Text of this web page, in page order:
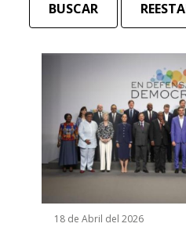
BUSCAR
18 de Abril del 2026